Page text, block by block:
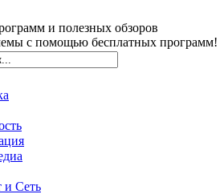
и полезных обзоров
с помощью бесплатных программ!
и Сеть